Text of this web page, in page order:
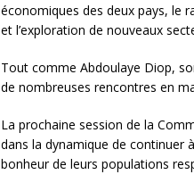
économiques des deux pays, le
et l’exploration de nouveaux
Tout comme Abdoulaye Diop,
de nombreuses rencontres en
La prochaine session de la
dans la dynamique de continuer
bonheur de leurs populations